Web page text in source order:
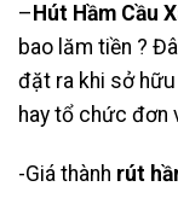
– Hút Hầm Cầu
bao lăm tiền ?
đặt ra khi sở
hay tổ chức đơn
-Giá thành rút